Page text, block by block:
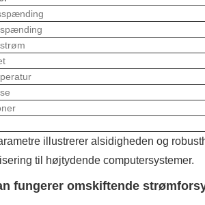
illustrerer alsidigheden og
til højtydende computersystemer.
fungerer omskiftende